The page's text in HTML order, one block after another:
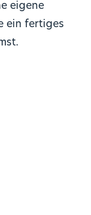
eigene
ein fertiges